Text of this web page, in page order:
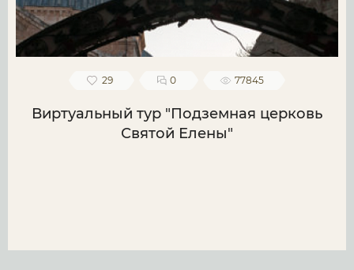
29 0 77845
Виртуальный тур "Подземная церковь
Святой Елены"